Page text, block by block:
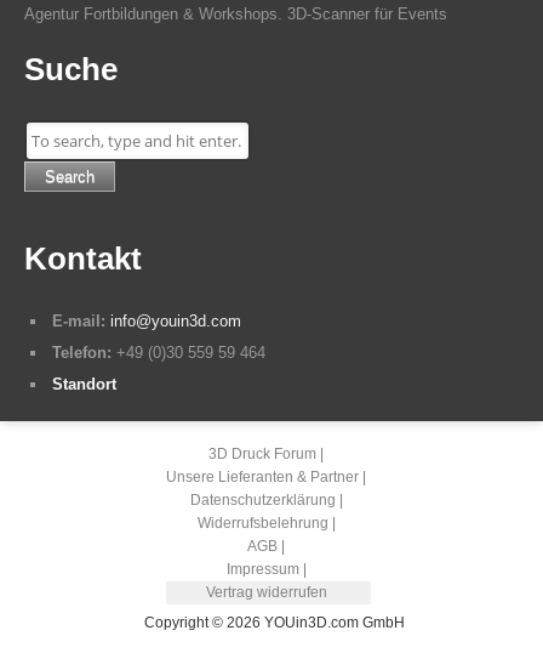
Agentur Fortbildungen & Workshops. 3D-Scanner für Events
Suche
Search
Kontakt
E-mail: info@youin3d.com
Telefon: +49 (0)30 559 59 464
Standort
3D Druck Forum
Unsere Lieferanten & Partner
Datenschutzerklärung
Widerrufsbelehrung
AGB
Impressum
Vertrag widerrufen
Copyright © 2026 YOUin3D.com GmbH